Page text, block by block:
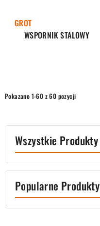
GROT
WSPORNIK STALOWY
Pokazano 1-60 z 60 pozycji
Wszystkie Produkty
Popularne Produkty